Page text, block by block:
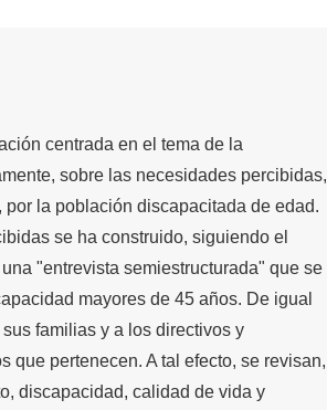
centrada en el tema de la
sobre las necesidades percibidas,
la población discapacitada de edad.
se ha construido, siguiendo el
"entrevista semiestructurada" que se
mayores de 45 años. De igual
familias y a los directivos y
que pertenecen. A tal efecto, se revisan,
discapacidad, calidad de vida y